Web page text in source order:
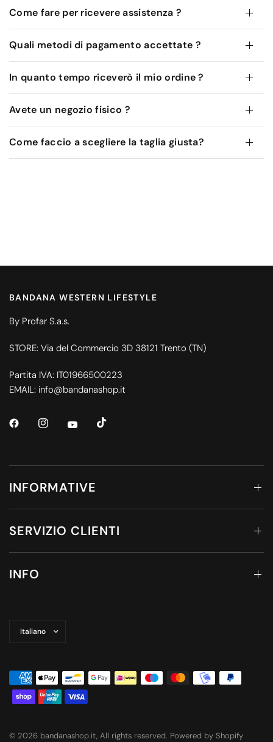
Come fare per ricevere assistenza ?
Quali metodi di pagamento accettate ?
In quanto tempo riceverò il mio ordine ?
Avete un negozio fisico ?
Come faccio a scegliere la taglia giusta?
BANDANA WESTERN LIFESTYLE
By Profar S.a.s.
STORE: Via del Commercio 3D 38121 Trento (TN)
Partita IVA: IT01966500223
EMAIL: info@bandanashop.it
INFORMATIVE
SERVIZIO CLIENTI
INFO
paese/area
© 2026 bandanashop.it, All rights reserved. Powered by Shopify